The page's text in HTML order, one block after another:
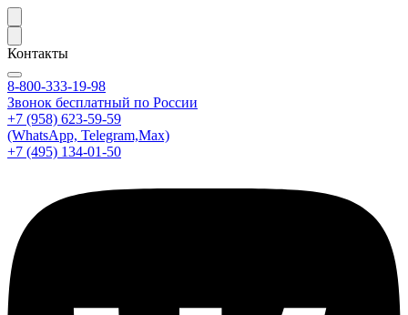
Контакты
8-800-333-19-98
Звонок бесплатный по России
+7 (958) 623-59-59
(WhatsApp, Telegram,Max)
+7 (495) 134-01-50